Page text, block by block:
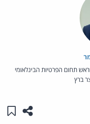
תחום הפרטיות הבינלאומי
ברץ
שתפו